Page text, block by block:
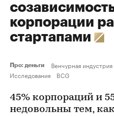
корпорации
стартапами
Про: деньги
Венчурная
Исследования
BCG
45% корпораций и
недовольны тем,